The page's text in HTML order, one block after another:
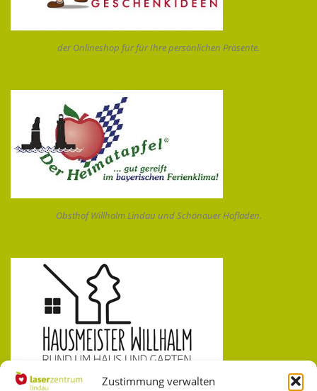
Zustimmung verwalten
der Onlineshop für für Ihre persönlichen Präsente.
Obsthof Willhalm Lindau und Schönauer Hofladen.
Hausmeister Willhalm, Tätigkeiten aller Art. Wir erledigen für Sie Ihre